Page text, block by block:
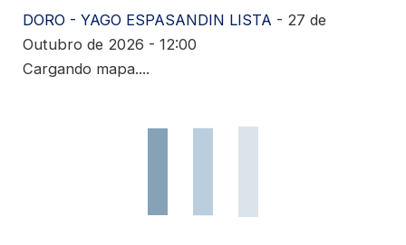
DORO - YAGO ESPASANDIN LISTA - 27 de
Outubro de 2026 - 12:00
Cargando mapa....